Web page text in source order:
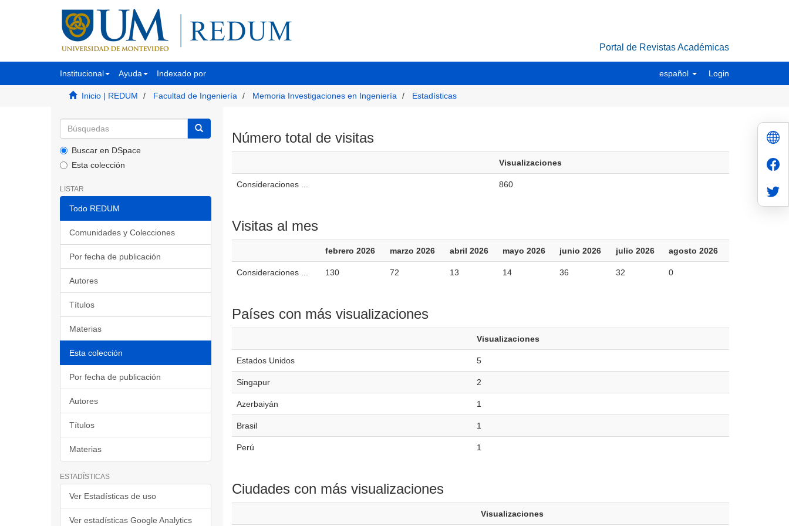
Portal de Revistas Académicas
Institucional Ayuda Indexado por español Login
Inicio | REDUM Facultad de Ingeniería Memoria Investigaciones en Ingeniería Estadísticas
Buscar en DSpace
Esta colección
LISTAR
Todo REDUM
Comunidades y Colecciones
Por fecha de publicación
Autores
Títulos
Materias
Esta colección
Por fecha de publicación
Autores
Títulos
Materias
ESTADÍSTICAS
Ver Estadísticas de uso
Ver estadísticas Google Analytics
Número total de visitas
Visualizaciones
Consideraciones ... 860
Visitas al mes
febrero 2026 marzo 2026 abril 2026 mayo 2026 junio 2026 julio 2026 agosto 2026
Consideraciones ... 130 72 13 14 36 32 0
Países con más visualizaciones
Visualizaciones
Estados Unidos 5
Singapur 2
Azerbaiyán 1
Brasil 1
Perú 1
Ciudades con más visualizaciones
Visualizaciones